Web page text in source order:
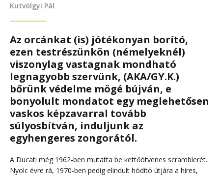
Kutvölgyi Pál
Az orcánkat (is) jótékonyan borító,
ezen testrészünkön (némelyeknél)
viszonylag vastagnak mondható
legnagyobb szervünk, (AKA/GY.K.)
bőrünk védelme mögé bújván, e
bonyolult mondatot egy meglehetősen
vaskos képzavarral tovább
súlyosbítván, induljunk az
egyhengeres zongorától.
A Ducati még 1962-ben mutatta be kettőötvenes scramblerét.
Nyolc évre rá, 1970-ben pedig elindult hódító útjára a híres,